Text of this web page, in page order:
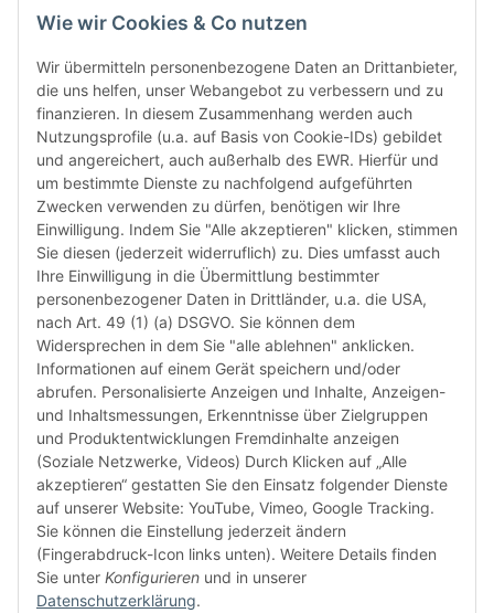
Weiter
„6-
das
dass
Wie wir Cookies & Co nutzen
Wir übermitteln personenbezogene Daten an Drittanbieter,
die uns helfen, unser Webangebot zu verbessern und zu
finanzieren. In diesem Zusammenhang werden auch
Nutzungsprofile (u.a. auf Basis von Cookie-IDs) gebildet
und angereichert, auch außerhalb des EWR. Hierfür und
um bestimmte Dienste zu nachfolgend aufgeführten
Zwecken verwenden zu dürfen, benötigen wir Ihre
Einwilligung. Indem Sie "Alle akzeptieren" klicken, stimmen
Sie diesen (jederzeit widerruflich) zu. Dies umfasst auch
Ihre Einwilligung in die Übermittlung bestimmter
personenbezogener Daten in Drittländer, u.a. die USA,
nach Art. 49 (1) (a) DSGVO. Sie können dem
Widersprechen in dem Sie "alle ablehnen" anklicken.
Informationen auf einem Gerät speichern und/oder
abrufen. Personalisierte Anzeigen und Inhalte, Anzeigen-
und Inhaltsmessungen, Erkenntnisse über Zielgruppen
und Produktentwicklungen Fremdinhalte anzeigen
(Soziale Netzwerke, Videos) Durch Klicken auf „Alle
akzeptieren“ gestatten Sie den Einsatz folgender Dienste
auf unserer Website: YouTube, Vimeo, Google Tracking.
Sie können die Einstellung jederzeit ändern
(Fingerabdruck-Icon links unten). Weitere Details finden
Sie unter Konfigurieren und in unserer
Datenschutzerklärung.